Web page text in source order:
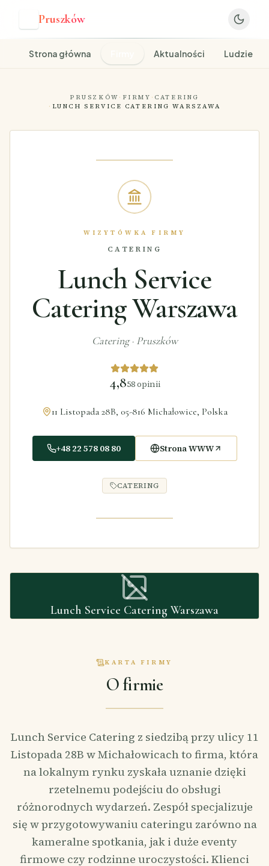
Pruszków
Strona główna Aktualności Ludzie
PRUSZKÓW · FIRMY · CATERING
· LUNCH SERVICE CATERING WARSZAWA
WIZYTÓWKA FIRMY
CATERING
Lunch Service
Catering Warszawa
Catering· Pruszków
4,858opinii
11 Listopada 28B, 05-816 Michałowice, Polska
+48 22 578 08 80 Strona WWW
CATERING
Lunch Service Catering Warszawa
KARTA FIRMY
O firmie
Lunch Service Catering z siedzibą przy ulicy 11
Listopada 28B w Michałowicach to firma, która
na lokalnym rynku zyskała uznanie dzięki
rzetelnemu podejściu do obsługi
różnorodnych wydarzeń. Zespół specjalizuje
się w przygotowywaniu cateringu zarówno na
kameralne spotkania, jak i duże eventy
firmowe czy rodzinne uroczystości. Klienci